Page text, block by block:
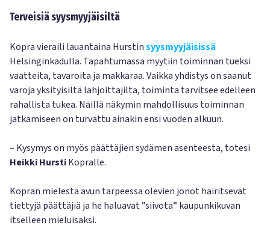
Terveisiä syysmyyjäisiltä
Kopra vieraili lauantaina Hurstinsyysmyyjäisissä
Helsinginkadulla. Tapahtumassa myytiin toiminnan tueksi
vaatteita, tavaroita ja makkaraa. Vaikka yhdistys on saanut
varoja yksityisiltä lahjoittajilta, toiminta tarvitsee edelleen
rahallista tukea. Näillä näkymin mahdollisuus toiminnan
jatkamiseen on turvattu ainakin ensi vuoden alkuun.
– Kysymys on myös päättäjien sydämen asenteesta, totesi
Heikki HurstiKopralle.
Kopran mielestä avun tarpeessa olevien jonot häiritsevät
tiettyjä päättäjiä ja he haluavat ”siivota” kaupunkikuvan
itselleen mieluisaksi.